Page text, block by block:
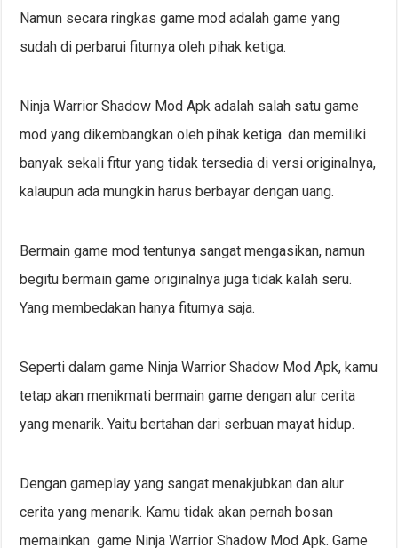
Namun secara ringkas game mod adalah game yang
sudah di perbarui fiturnya oleh pihak ketiga.
Ninja Warrior Shadow Mod Apk adalah salah satu game
mod yang dikembangkan oleh pihak ketiga. dan memiliki
banyak sekali fitur yang tidak tersedia di versi originalnya,
kalaupun ada mungkin harus berbayar dengan uang.
Bermain game mod tentunya sangat mengasikan, namun
begitu bermain game originalnya juga tidak kalah seru.
Yang membedakan hanya fiturnya saja.
Seperti dalam game Ninja Warrior Shadow Mod Apk, kamu
tetap akan menikmati bermain game dengan alur cerita
yang menarik. Yaitu bertahan dari serbuan mayat hidup.
Dengan gameplay yang sangat menakjubkan dan alur
cerita yang menarik. Kamu tidak akan pernah bosan
memainkan game Ninja Warrior Shadow Mod Apk. Game